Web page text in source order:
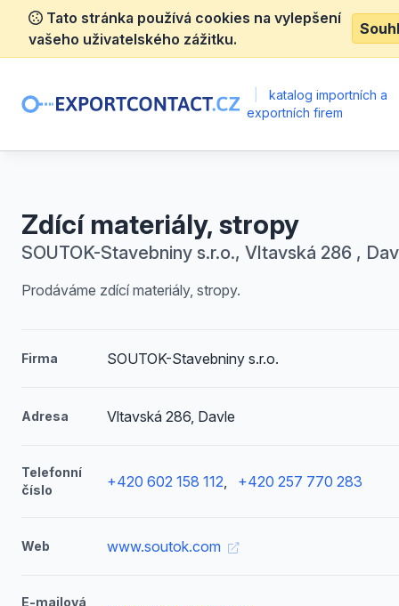
Tato stránka používá cookies na vylepšení
vašeho uživatelského zážitku.
katalog importních a
exportních firem
Zdící materiály, stropy
SOUTOK-Stavebniny s.r.o., Vltavská 286 ,
Prodáváme zdící materiály, stropy.
Firma SOUTOK-Stavebniny s.r.o.
Adresa Vltavská 286, Davle
Telefonní
číslo
+420 602 158 112, +420 257 770 283
Web www.soutok.com
E-mailová